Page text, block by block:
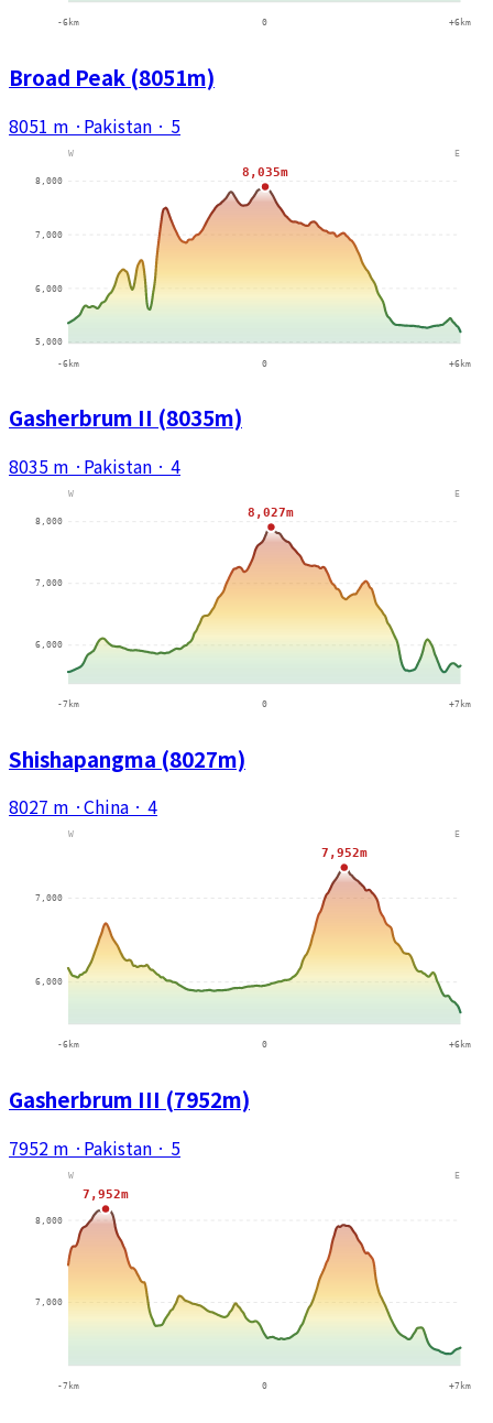
Broad Peak (8051m)
8051 m · Pakistan · 5
Gasherbrum II (8035m)
8035 m · Pakistan · 4
Shishapangma (8027m)
8027 m ·China · 4
Gasherbrum III (7952m)
7952 m · Pakistan · 5